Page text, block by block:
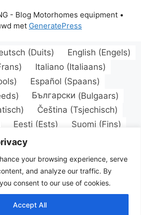
your browsing experience, serve
and analyze our traffic. By
consent to our use of cookies.
Accept All
- Blog Motorhomes equipment•
met GeneratePress
(Duits) English (Engels)
) Italiano(Italiaans)
) Español (Spaans)
) Български (Bulgaars)
) Čeština (Tsjechisch)
Eesti (Ests) Suomi (Fins)
(Noors Bokmål)
( Portugees, Portugal)
) Русский(Russisch)
Slavisch)